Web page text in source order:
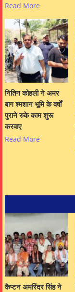
Read More
नितिन कोहली ने अमर
बाग श्मशान भूमि के वर्षों
पुराने रुके काम शुरू
करवाए
Read More
कैप्टन अमरिंदर सिंह ने